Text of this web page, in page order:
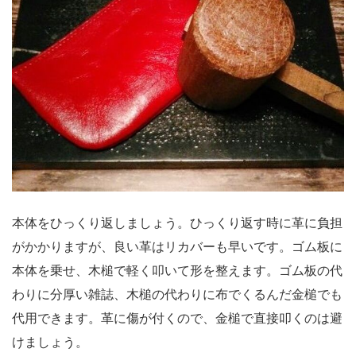
本体をひっくり返しましょう。ひっくり返す時に革に負担
がかかりますが、良い革はリカバーも早いです。ゴム板に
本体を乗せ、木槌で軽く叩いて形を整えます。ゴム板の代
わりに分厚い雑誌、木槌の代わりに布でくるんだ金槌でも
代用できます。革に傷が付くので、金槌で直接叩くのは避
けましょう。